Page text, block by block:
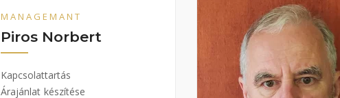
MANAGEMANT
Piros Norbert
Kapcsolattartás
Árajánlat készítése